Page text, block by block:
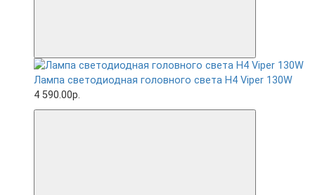
Лампа светодиодная головного света H4 Viper 130W
4 590.00р.